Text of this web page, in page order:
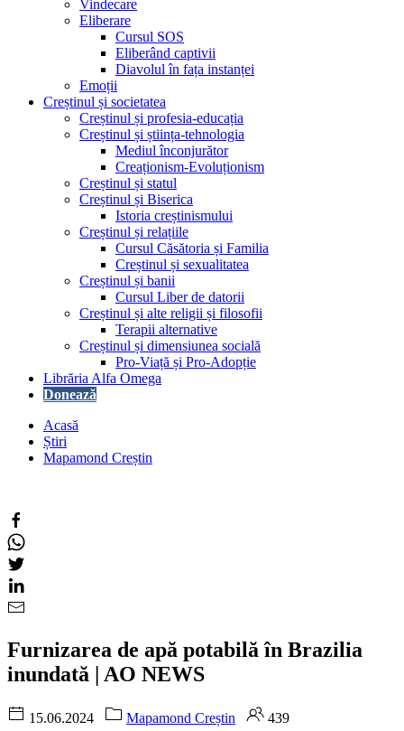
Vindecare
Eliberare
Cursul SOS
Eliberând captivii
Diavolul în fața instanței
Emoții
Creștinul și societatea
Creștinul și profesia-educația
Creștinul și știința-tehnologia
Mediul înconjurător
Creaționism-Evoluționism
Creștinul și statul
Creștinul și Biserica
Istoria creștinismului
Creștinul și relațiile
Cursul Căsătoria și Familia
Creștinul și sexualitatea
Creștinul și banii
Cursul Liber de datorii
Creștinul și alte religii și filosofii
Terapii alternative
Creștinul și dimensiunea socială
Pro-Viață și Pro-Adopție
Librăria Alfa Omega
Donează
Acasă
Știri
Mapamond Creștin
Furnizarea de apă potabilă în Brazilia
inundată | AO NEWS
15.06.2024 Mapamond Creștin
439